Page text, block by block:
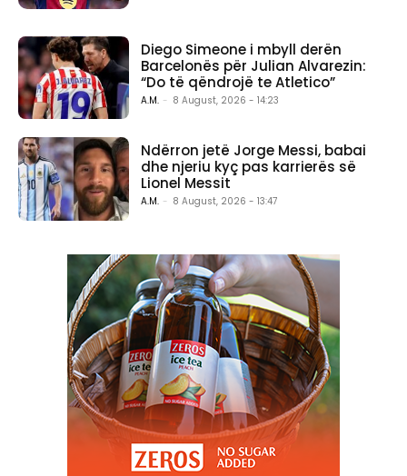
Diego Simeone i mbyll derën
Barcelonës për Julian Alvarezin:
“Do të qëndrojë te Atletico”
A.M. - 8 August, 2026 - 14:23
Ndërron jetë Jorge Messi, babai
dhe njeriu kyç pas karrierës së
Lionel Messit
A.M. - 8 August, 2026 - 13:47